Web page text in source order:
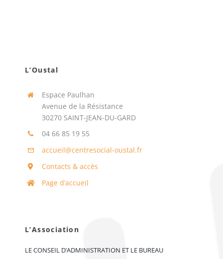
L’Oustal
Espace Paulhan
Avenue de la Résistance
30270 SAINT-JEAN-DU-GARD
04 66 85 19 55
accueil@centresocial-oustal.fr
Contacts & accès
Page d’accueil
L’Association
LE CONSEIL D’ADMINISTRATION ET LE BUREAU